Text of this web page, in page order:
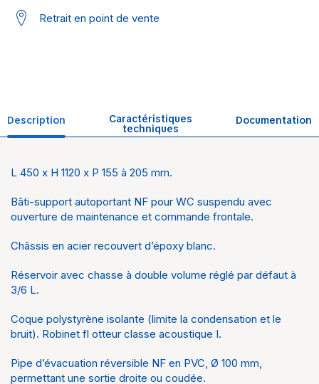
Retrait en point de vente
Description Caractéristiques
techniques
Documentation
L 450 x H 1120 x P 155 à 205 mm.
Bâti-support autoportant NF pour WC suspendu avec
ouverture de maintenance et commande frontale.
Châssis en acier recouvert d’époxy blanc.
Réservoir avec chasse à double volume réglé par défaut à
3/6 L.
Coque polystyrène isolante (limite la condensation et le
bruit). Robinet fl otteur classe acoustique I.
Pipe d’évacuation réversible NF en PVC, Ø 100 mm,
permettant une sortie droite ou coudée.
Univers
Marque Conel